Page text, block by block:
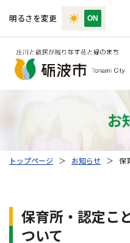
明るさを変更
お
トップページ ＞ お知らせ ＞ 保
保育所・認定こ
ついて